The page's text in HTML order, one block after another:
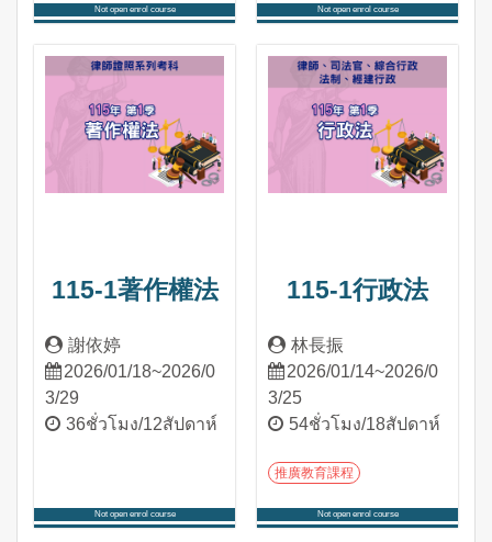
Not open enrol course Not open enrol course
115-1著作權法
謝依婷
2026/01/18~2026/0
3/29
36ชั่วโมง/12สัปดาห์
Not open enrol course
115-1行政法
林長振
2026/01/14~2026/0
3/25
54ชั่วโมง/18สัปดาห์
推廣教育課程
Not open enrol course